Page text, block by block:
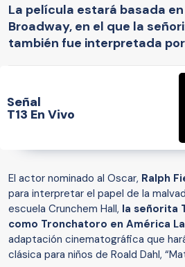
La película estará basada
Broadway, en el que la
también fue interpretada
Señal
T13 En Vivo
El actor nominado al Oscar, Ralph
para interpretar el papel de la
escuela Crunchem Hall, la señorita
como Tronchatoro en América
adaptación cinematográfica que
clásica para niños de Roald Dahl,